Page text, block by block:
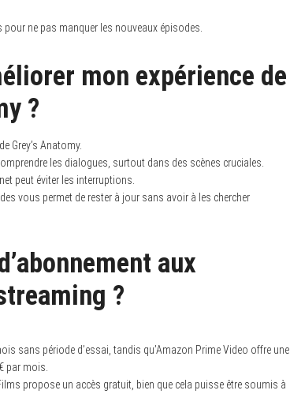
ne pas manquer les nouveaux épisodes.
mon expérience de
?
Grey’s Anatomy.
les dialogues, surtout dans des scènes cruciales.
peut éviter les interruptions.
vous permet de rester à jour sans avoir à les chercher
aux
?
sans période d’essai, tandis qu’Amazon Prime Video offre une
par mois.
propose un accès gratuit, bien que cela puisse être soumis à